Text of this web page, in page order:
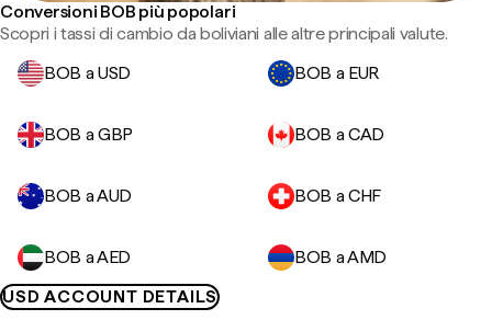
Conversioni BOB più popolari
Scopri i tassi di cambio da boliviani alle altre principali valute.
BOB a USD
BOB a EUR
BOB a GBP BOB a CAD
BOB a AUD BOB a CHF
BOB a AED
BOB a AMD
USD ACCOUNT DETAILS